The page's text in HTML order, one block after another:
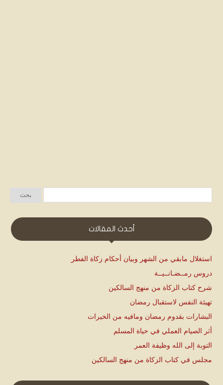
أحدث المقالات
استغلال مابقي من الشهر وبيان أحكام زكاة الفطر
دروس رمــضـانــيــة
شرح كتاب الزكاة من منهج السالكين
تهيئة النفس لاستقبال رمضان
البشارات بقدوم رمضان ومافيه من الخيرات
أثر الصيام العملي في حياة المسلم
التوبة إلى الله وظيفة العمر
مجلس في كتاب الزكاة من منهج السالكين